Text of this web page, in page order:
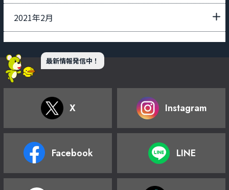
2021年2月
最新情報発信中！
X Instagram
Facebook LINE